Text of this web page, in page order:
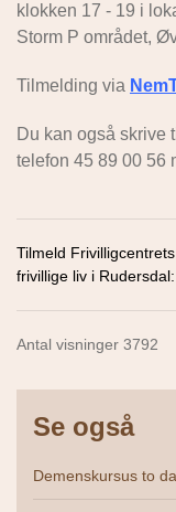
klokken 17 - 19 i
Storm P området,
Tilmelding via
Du kan også skrive
telefon 45 89 00 56
Tilmeld
frivillige liv i Rudersdal:
Antal visninger 3792
Se også
Demenskursus to